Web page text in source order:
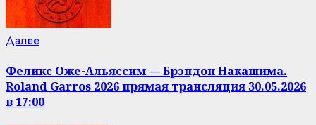
ДалееСледующая
Феликс Оже-Альяссим — Брэндон Накашима.
Roland Garros 2026 прямая трансляция 30.05.2026
в 17:00